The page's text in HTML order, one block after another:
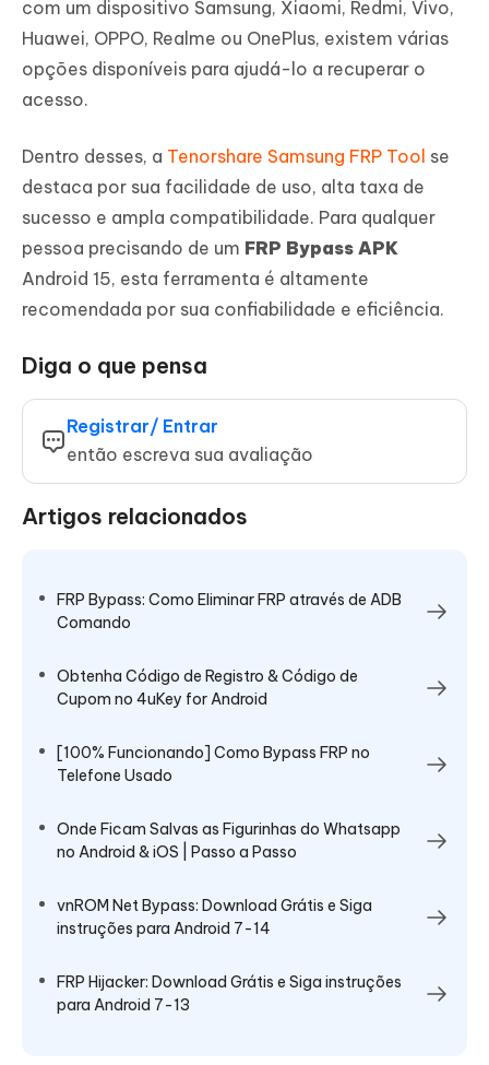
com um dispositivo Samsung, Xiaomi, Redmi, Vivo,
Huawei, OPPO, Realme ou OnePlus, existem várias
opções disponíveis para ajudá-lo a recuperar o
acesso.
Dentro desses, a Tenorshare Samsung FRP Tool se
destaca por sua facilidade de uso, alta taxa de
sucesso e ampla compatibilidade. Para qualquer
pessoa precisando de um FRP Bypass APK
Android 15, esta ferramenta é altamente
recomendada por sua confiabilidade e eficiência.
Diga o que pensa
Registrar/ Entrar
então escreva sua avaliação
Artigos relacionados
FRP Bypass: Como Eliminar FRP através de ADB
Comando
Obtenha Código de Registro & Código de
Cupom no 4uKey for Android
[100% Funcionando] Como Bypass FRP no
Telefone Usado
Onde Ficam Salvas as Figurinhas do Whatsapp
no Android & iOS | Passo a Passo
vnROM Net Bypass: Download Grátis e Siga
instruções para Android 7-14
FRP Hijacker: Download Grátis e Siga instruções
para Android 7-13